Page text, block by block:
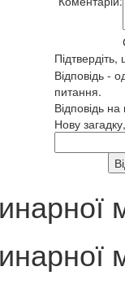
Відповідь -
питання.
Відповідь
Нову